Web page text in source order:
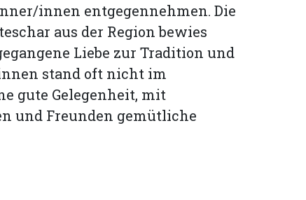
innen entgegennehmen. Die
aus der Region bewies
Liebe zur Tradition und
stand oft nicht im
gute Gelegenheit, mit
und Freunden gemütliche